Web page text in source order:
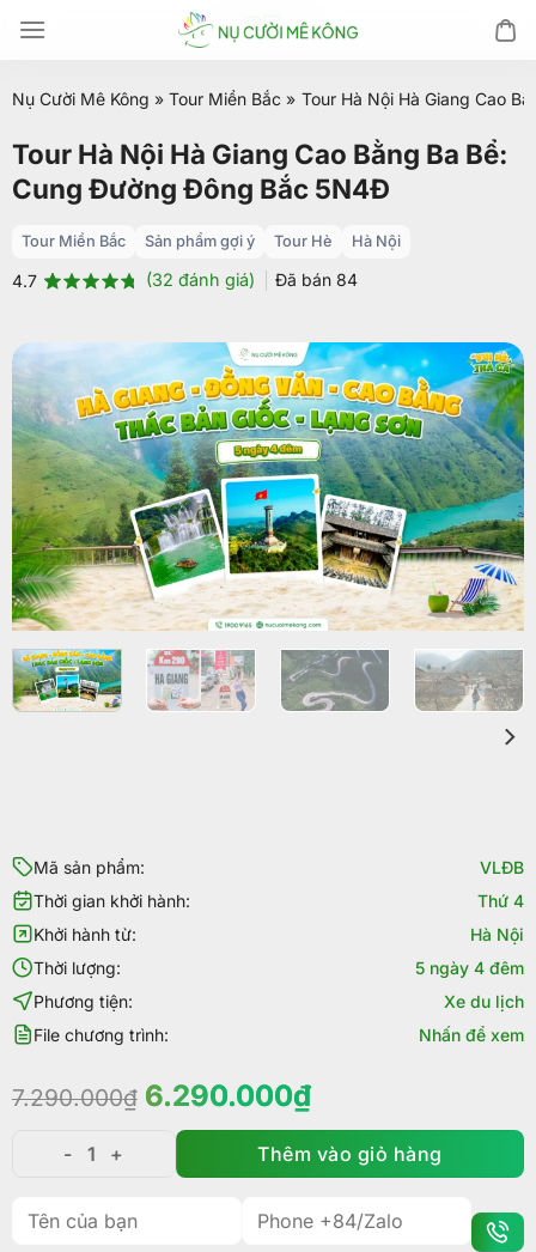
đến
dung
Nụ Cười Mê Kông » Tour Miền Bắc » Tour Hà Nội Hà Giang Cao
Tour Hà Nội Hà Giang Cao Bằng Ba Bể:
Cung Đường Đông Bắc 5N4Đ
Tour Miền Bắc Sản phẩm gợi ý Tour Hè Hà Nội
4.7
đánh giá
(32 đánh giá) Đã bán 84
Mã sản phẩm:
VLĐB
Thời gian khởi hành:
Thứ 4
Khởi hành từ:
Hà Nội
Thời lượng:
5 ngày 4 đêm
Phương tiện:
Xe du lịch
File chương trình:
Nhấn để xem
7.290.000₫
Giá
7.290.000₫.
6.290.000₫
Giá
là:
6.290.000₫.
Tour Hà Nội Hà Giang Cao Bằng Ba Bể: Cung Đường
Thêm vào giỏ hàng